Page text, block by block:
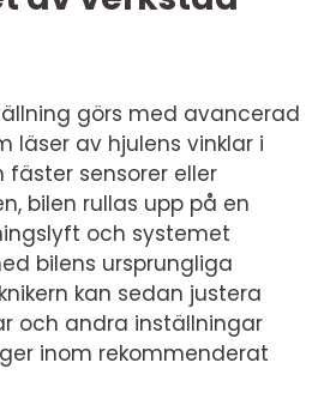
görs med avancerad
läser av hjulens vinklar i
fäster sensorer eller
bilen rullas upp på en
och systemet
bilens ursprungliga
kan sedan justera
och andra inställningar
inom rekommenderat